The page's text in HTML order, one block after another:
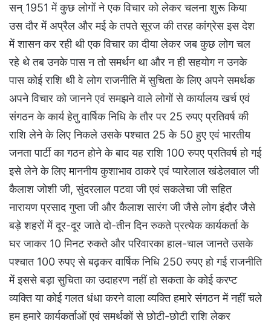
सन् 1951 में कुछ लोगों ने एक विचार को लेकर चलना शुरू किया
उस दौर में अप्रैल और मई के तपते सूरज की तरह कांग्रेस इस देश
में शासन कर रही थी एक विचार का दीया लेकर जब कुछ लोग चल
रहे थे तब उनके पास न तो समर्थन था और न ही सहयोग न उनके
पास कोई राशि थी वे लोग राजनीति में सुचिता के लिए अपने समर्थक
अपने विचार को जानने एवं समझने वाले लोगों से कार्यालय खर्च एवं
संगठन के कार्य हेतु वार्षिक निधि के तौर पर 25 रुपए प्रतिवर्ष की
राशि लेने के लिए निकले उसके पश्चात 25 के 50 हुए एवं भारतीय
जनता पार्टी का गठन होने के बाद यह राशि 100 रुपए प्रतिवर्ष हो गई
इसे लेने के लिए माननीय कुशाभाव ठाकरे एवं प्यारेलाल खंडेलवाल जी
कैलाश जोशी जी, सुंदरलाल पटवा जी एवं सकलेचा जी सहित
नारायण प्रसाद गुप्ता जी और कैलाश सारंग जी जैसे लोग इंदौर जैसे
बड़े शहरों में दूर-दूर जाते दो-तीन दिन रुकते प्रत्येक कार्यकर्ता के
घर जाकर 10 मिनट रुकते और परिवारका हाल-चाल जानते उसके
पश्चात 100 रुपए से बढ़कर वार्षिक निधि 250 रुपए हो गई राजनीति
में इससे बड़ा सुचिता का उदाहरण नहीं हो सकता के कोई करप्ट
व्यक्ति या कोई गलत धंधा करने वाला व्यक्ति हमारे संगठन में नहीं चले
हम हमारे कार्यकर्ताओं एवं समर्थकों से छोटी-छोटी राशि लेकर